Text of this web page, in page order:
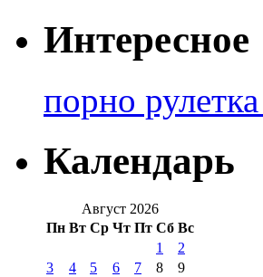
Интересное
порно
Календарь
Август 2026
Пн Вт Ср Чт Пт Сб Вс
1
2
3
4 5 6 7 8
9